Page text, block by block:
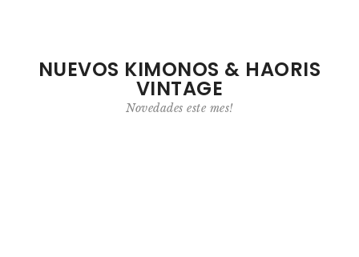
NUEVOS KIMONOS & HAORIS
VINTAGE
Novedades este mes!